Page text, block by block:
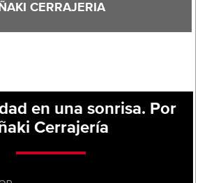
IÑAKI CERRAJERIA
en una sonrisa. Por
Cerrajería